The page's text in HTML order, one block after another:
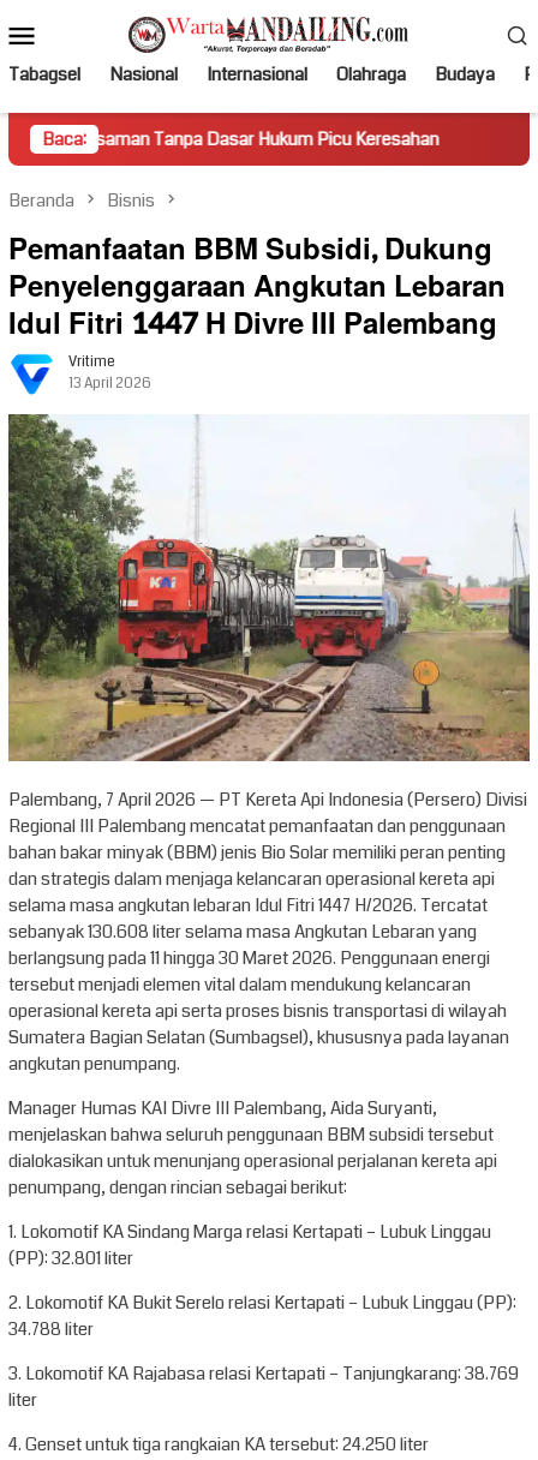
ke
kontenMobile
Tabagsel Nasional Internasional Olahraga Budaya
Baca:
Tanpa Dasar Hukum Picu Keresahan Truk Miring
Beranda Bisnis
Pemanfaatan BBM Subsidi, Dukung
Penyelenggaraan Angkutan Lebaran
Idul Fitri 1447 H Divre III Palembang
Vritime
13 April 2026
Palembang, 7 April 2026 — PT Kereta Api Indonesia (Persero) Divisi
Regional III Palembang mencatat pemanfaatan dan penggunaan
bahan bakar minyak (BBM) jenis Bio Solar memiliki peran penting
dan strategis dalam menjaga kelancaran operasional kereta api
selama masa angkutan lebaran Idul Fitri 1447 H/2026. Tercatat
sebanyak 130.608 liter selama masa Angkutan Lebaran yang
berlangsung pada 11 hingga 30 Maret 2026. Penggunaan energi
tersebut menjadi elemen vital dalam mendukung kelancaran
operasional kereta api serta proses bisnis transportasi di wilayah
Sumatera Bagian Selatan (Sumbagsel), khususnya pada layanan
angkutan penumpang.
Manager Humas KAI Divre III Palembang, Aida Suryanti,
menjelaskan bahwa seluruh penggunaan BBM subsidi tersebut
dialokasikan untuk menunjang operasional perjalanan kereta api
penumpang, dengan rincian sebagai berikut:
1. Lokomotif KA Sindang Marga relasi Kertapati – Lubuk Linggau
(PP): 32.801 liter
2. Lokomotif KA Bukit Serelo relasi Kertapati – Lubuk Linggau (PP):
34.788 liter
3. Lokomotif KA Rajabasa relasi Kertapati – Tanjungkarang: 38.769
liter
4. Genset untuk tiga rangkaian KA tersebut: 24.250 liter